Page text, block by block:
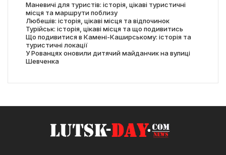
Маневичі для туристів: історія, цікаві туристичні
місця та маршрути поблизу
Любешів: історія, цікаві місця та відпочинок
Турійськ: історія, цікаві місця та що подивитись
Що подивитися в Камені-Каширському: історія та
туристичні локації
У Рованцях оновили дитячий майданчик на вулиці
Шевченка